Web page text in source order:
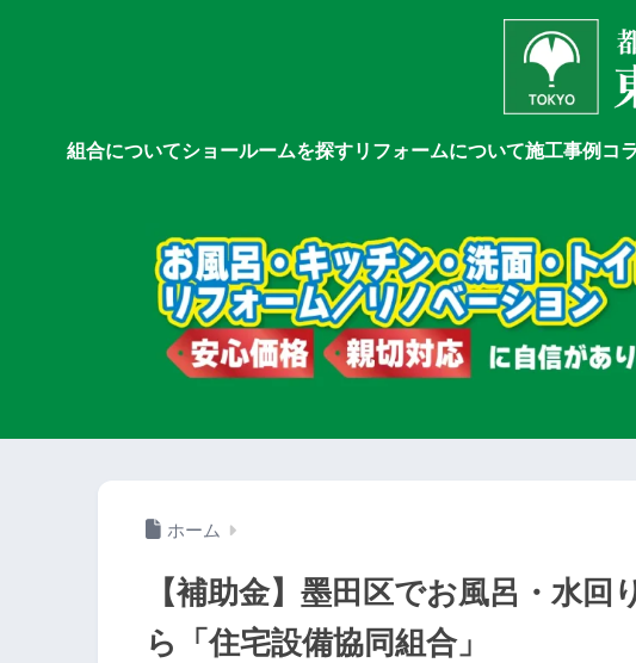
組合についてショールームを探すリフォームについて施工事例 コ
ホーム
【補助金】墨田区でお風呂・水
ら「住宅設備協同組合」